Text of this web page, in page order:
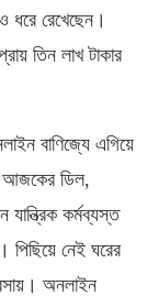
ধরে রেখেছেন।
তিন লাখ টাকার
বাণিজ্যে এগিয়ে
আজকের ডিল,
যান্ত্রিক কর্মব্যস্ত
পিছিয়ে নেই ঘরের
অনলাইন